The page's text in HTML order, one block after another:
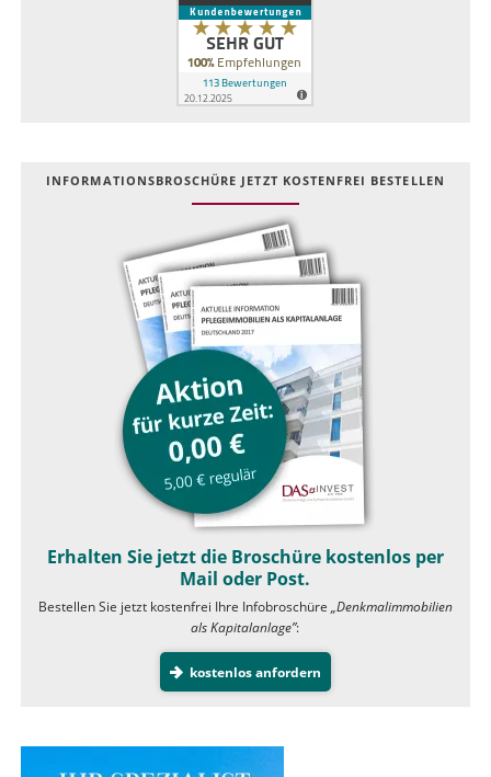
INFOR­MATIONS­BROSCHÜRE JETZT KOSTEN­FREI BESTELLEN
Erhalten Sie jetzt die Broschüre kostenlos per
Mail oder Post.
Bestellen Sie jetzt kostenfrei Ihre Infobroschüre „Denkmalimmobilien
als Kapitalanlage”:
kostenlos anfordern